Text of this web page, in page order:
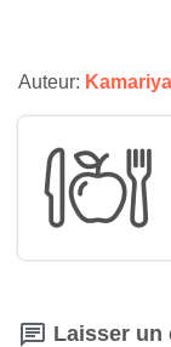
Auteur: Kamariya
Laisser un